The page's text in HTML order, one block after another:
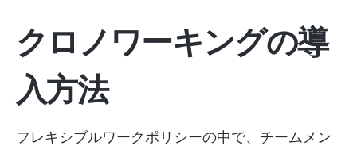
クロノワーキングの導
入方法
フレキシブルワークポリシーの中で、チームメン